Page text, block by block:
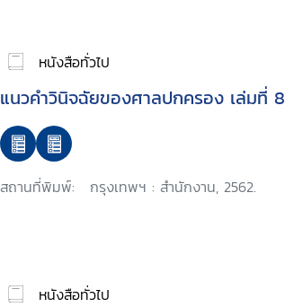
หนังสือทั่วไป
แนวคำวินิจฉัยของศาลปกครอง เล่มที่ 8
สถานที่พิมพ์: กรุงเทพฯ : สำนักงาน, 2562.
หนังสือทั่วไป